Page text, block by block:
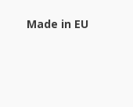
Made in EU